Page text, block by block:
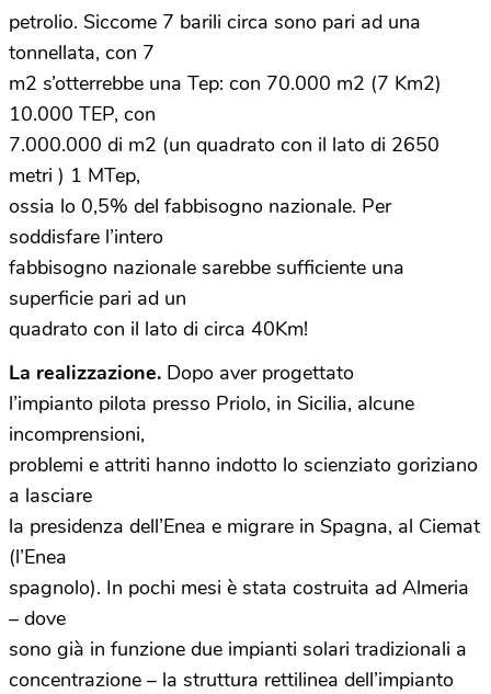
petrolio. Siccome 7 barili circa sono pari ad una
tonnellata, con 7
m2 s’otterrebbe una Tep: con 70.000 m2 (7 Km2)
10.000 TEP, con
7.000.000 di m2 (un quadrato con il lato di 2650
metri ) 1 MTep,
ossia lo 0,5% del fabbisogno nazionale. Per
soddisfare l’intero
fabbisogno nazionale sarebbe sufficiente una
superficie pari ad un
quadrato con il lato di circa 40Km!
La realizzazione. Dopo aver progettato
l’impianto pilota presso Priolo, in Sicilia, alcune
incomprensioni,
problemi e attriti hanno indotto lo scienziato goriziano
a lasciare
la presidenza dell’Enea e migrare in Spagna, al Ciemat
(l’Enea
spagnolo). In pochi mesi è stata costruita ad Almeria
– dove
sono già in funzione due impianti solari tradizionali a
concentrazione – la struttura rettilinea dell’impianto